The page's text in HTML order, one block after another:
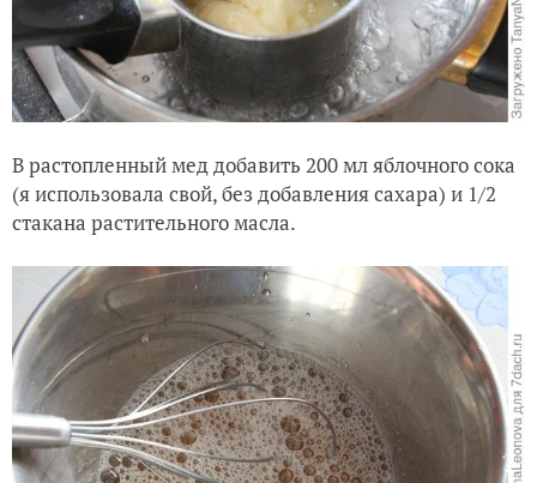
В растопленный мед добавить 200 мл яблочного сока
(я использовала свой, без добавления сахара) и 1/2
стакана растительного масла.